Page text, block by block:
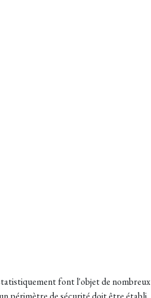
font l'objet de nombreux